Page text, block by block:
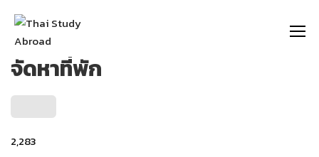
จัดหาที่พัก
2,283